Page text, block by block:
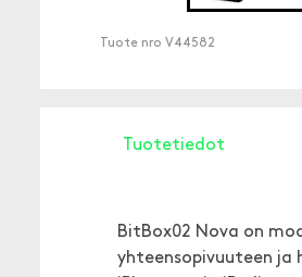
Tuote nro V44582
Tuotetiedot
BitBox02 Nova on
yhteensopivuuteen